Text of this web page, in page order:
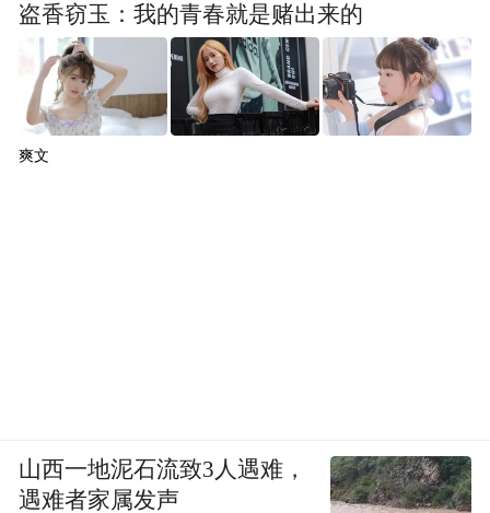
盗香窃玉：我的青春就是赌出来的
爽文
山西一地泥石流致3人遇难，
遇难者家属发声